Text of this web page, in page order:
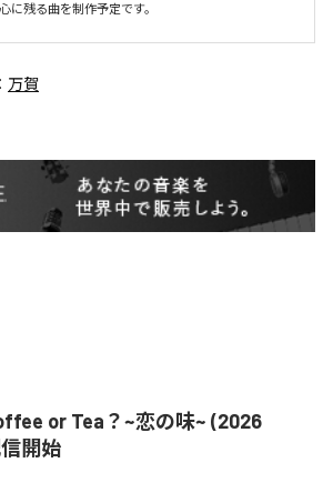
に残る曲を制作予定です。
万賀
or Tea？~恋の味~ (2026
信開始